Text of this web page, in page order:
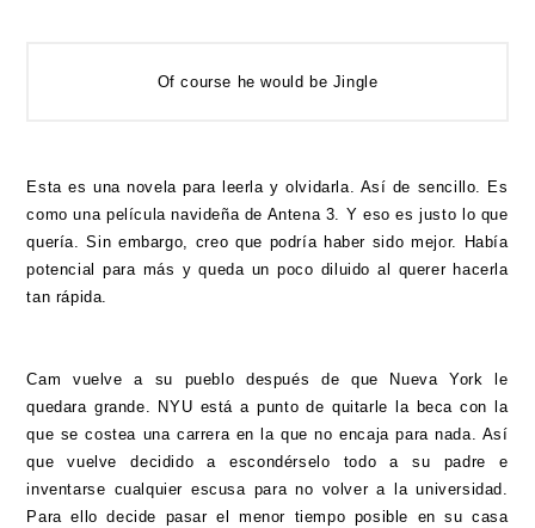
Of course he would be Jingle
Esta es una novela para leerla y olvidarla. Así de sencillo. Es
como una película navideña de Antena 3. Y eso es justo lo que
quería. Sin embargo, creo que podría haber sido mejor. Había
potencial para más y queda un poco diluido al querer hacerla
tan rápida.
Cam vuelve a su pueblo después de que Nueva York le
quedara grande. NYU está a punto de quitarle la beca con la
que se costea una carrera en la que no encaja para nada. Así
que vuelve decidido a escondérselo todo a su padre e
inventarse cualquier escusa para no volver a la universidad.
Para ello decide pasar el menor tiempo posible en su casa